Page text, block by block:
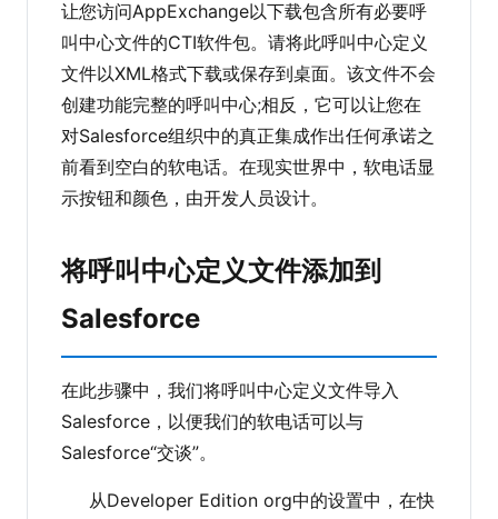
让您访问AppExchange以下载包含所有必要呼
叫中心文件的CTI软件包。请将此呼叫中心定义
文件以XML格式下载或保存到桌面。该文件不会
创建功能完整的呼叫中心;相反，它可以让您在
对Salesforce组织中的真正集成作出任何承诺之
前看到空白的软电话。在现实世界中，软电话显
示按钮和颜色，由开发人员设计。
将呼叫中心定义文件添加到
Salesforce
在此步骤中，我们将呼叫中心定义文件导入
Salesforce，以便我们的软电话可以与
Salesforce“交谈”。
从Developer Edition org中的设置中，在快